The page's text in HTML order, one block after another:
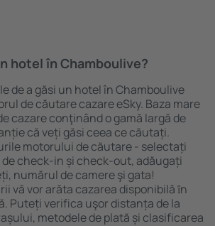
hotel în Chamboulive?
de a găsi un hotel în Chamboulive
de căutare cazare eSky. Baza mare
cazare conţinând o gamă largă de
că veți găsi ceea ce căutați.
motorului de căutare - selectați
check-in și check-out, adăugați
numărul de camere şi gata!
vă vor arăta cazarea disponibilă ȋn
Puteți verifica uşor distanța de la
metodele de plată și clasificarea